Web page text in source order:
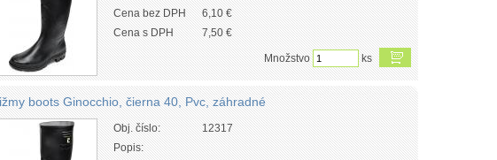
Cena bez DPH
6,10 €
Cena s DPH
7,50 €
Množstvo ks
boots Ginocchio, čierna 40, Pvc, záhradné
Obj. číslo:
12317
Popis: